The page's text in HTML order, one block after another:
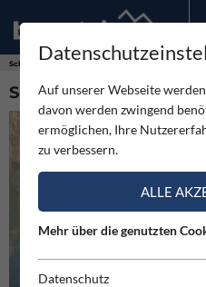
Schlagworte
SCHLAGWORT:
Auf unserer Webseite
davon werden zwingend
ermöglichen, Ihre
zu verbessern.
ALLE
Mehr über die genutzten
Datenschutz